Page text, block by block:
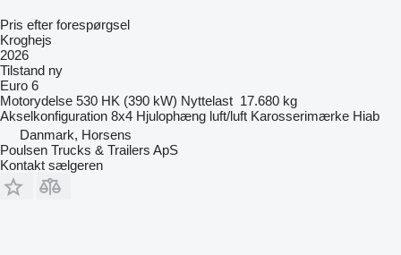
Pris efter forespørgsel
Kroghejs
2026
Tilstand ny
Euro 6
Motorydelse 530 HK (390 kW) Nyttelast 17.680 kg
Akselkonfiguration 8x4 Hjulophæng luft/luft Karosserimærke Hiab
Danmark, Horsens
Poulsen Trucks & Trailers ApS
Kontakt sælgeren